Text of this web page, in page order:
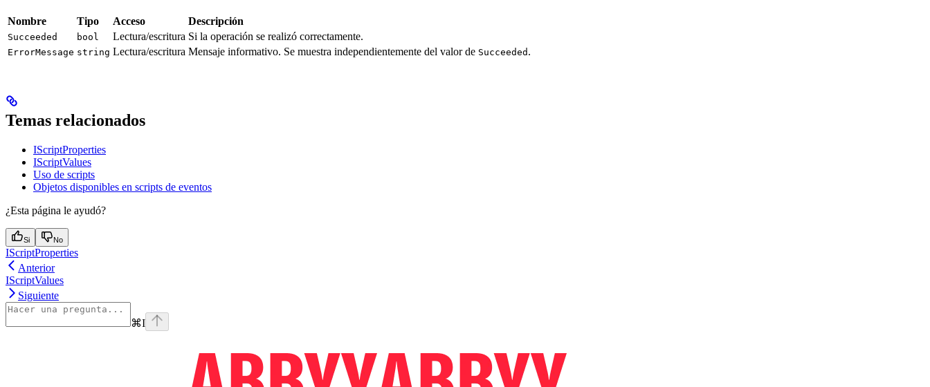
Nombre Tipo Acceso Descripción
Succeeded bool Lectura/escritura Si la operación se realizó correctamente.
ErrorMessage string Lectura/escritura Mensaje informativo. Se muestra independientemente del valor de Succeeded .
Temas relacionados
IScriptProperties
IScriptValues
Uso de scripts
Objetos disponibles en scripts de eventos
¿Esta página le ayudó?
Si No
IScriptProperties
Anterior
IScriptValues
Siguiente
⌘I